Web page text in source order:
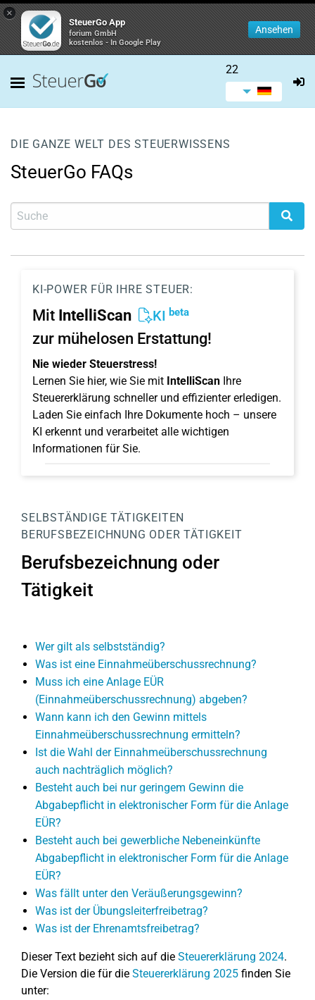
×
SteuerGo App
forium GmbH
kostenlos - In Google Play
Ansehen
22
DIE GANZE WELT DES STEUERWISSENS
SteuerGo FAQs
KI-POWER FÜR IHRE STEUER:
Mit IntelliScan KI beta
zur mühelosen Erstattung!
Nie wieder Steuerstress!
Lernen Sie hier, wie Sie mit IntelliScan Ihre
Steuererklärung schneller und effizienter erledigen.
Laden Sie einfach Ihre Dokumente hoch – unsere
KI erkennt und verarbeitet alle wichtigen
Informationen für Sie.
SELBSTÄNDIGE TÄTIGKEITEN
BERUFSBEZEICHNUNG ODER TÄTIGKEIT
Berufsbezeichnung oder
Tätigkeit
Wer gilt als selbstständig?
Was ist eine Einnahmeüberschussrechnung?
Muss ich eine Anlage EÜR
(Einnahmeüberschussrechnung) abgeben?
Wann kann ich den Gewinn mittels
Einnahmeüberschussrechnung ermitteln?
Ist die Wahl der Einnahmeüberschussrechnung
auch nachträglich möglich?
Besteht auch bei nur geringem Gewinn die
Abgabepflicht in elektronischer Form für die Anlage
EÜR?
Besteht auch bei gewerbliche Nebeneinkünfte
Abgabepflicht in elektronischer Form für die Anlage
EÜR?
Was fällt unter den Veräußerungsgewinn?
Was ist der Übungsleiterfreibetrag?
Was ist der Ehrenamtsfreibetrag?
Dieser Text bezieht sich auf die Steuererklärung 2024.
Die Version die für die Steuererklärung 2025 finden Sie
unter: